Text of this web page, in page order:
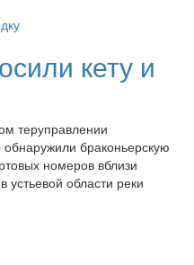
кету и
теруправлении
браконьерскую
номеров вблизи
устьевой области реки